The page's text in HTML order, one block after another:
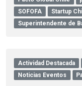
SOFOFA
Startup
Superintendente de
Actividad Destacada
Noticias Eventos